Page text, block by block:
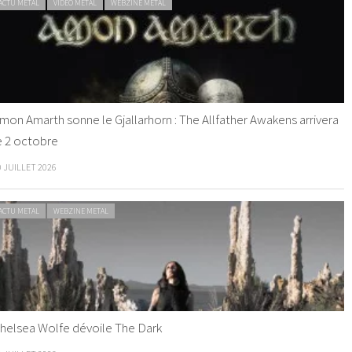
METAL VIDEO METAL WEBZINE METAL
Amarth sonne le Gjallarhorn : The Allfather Awakens arrivera
2 octobre
JUILLET 2026
METAL WEBZINE METAL
Wolfe dévoile The Dark